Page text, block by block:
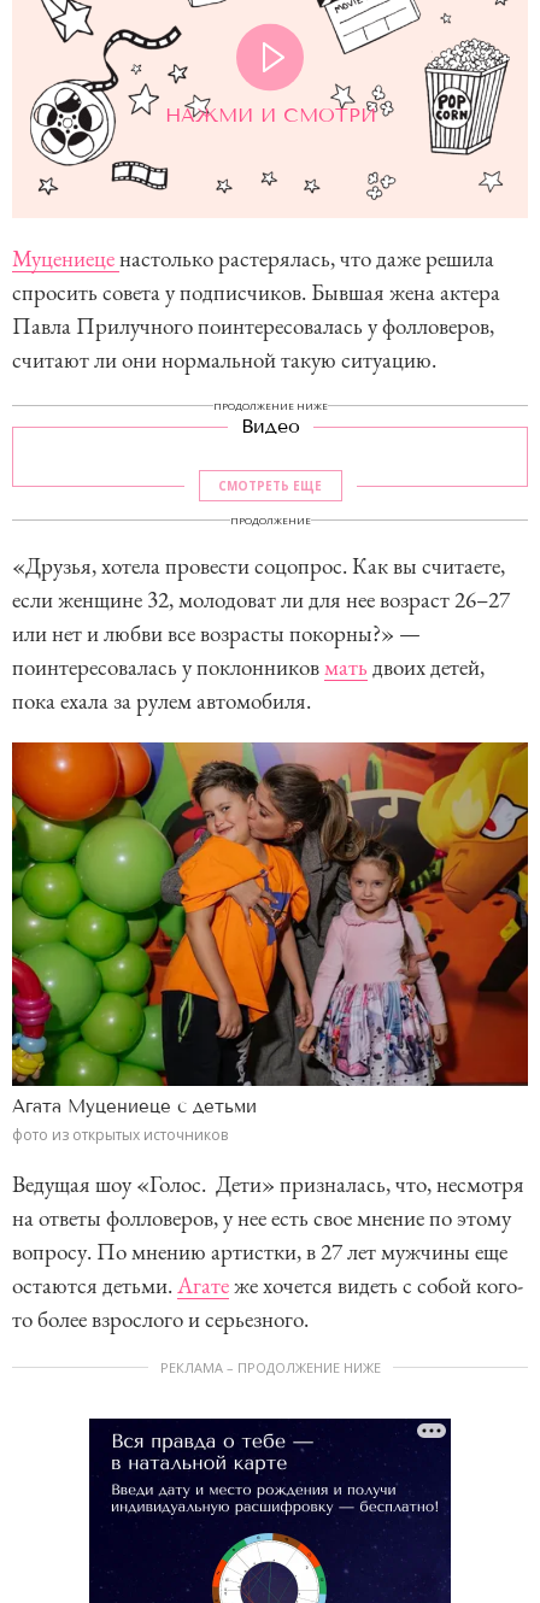
НАЖМИ И СМОТРИ
Муцениеценастолько растерялась, что даже решила
спросить совета у подписчиков. Бывшая жена актера
Павла Прилучного поинтересовалась у фолловеров,
считают ли они нормальной такую ситуацию.
ПРОДОЛЖЕНИЕ НИЖЕ
Видео
СМОТРЕТЬ ЕЩЕ
ПРОДОЛЖЕНИЕ
«Друзья, хотела провести соцопрос. Как вы считаете,
если женщине 32, молодоват ли для нее возраст 26–27
или нет и любви все возрасты покорны?» —
поинтересовалась у поклонниковмать двоих детей,
пока ехала за рулем автомобиля.
Агата Муцениеце с детьми
фото из открытых источников
Ведущая шоу «Голос. Дети» призналась, что, несмотря
на ответы фолловеров, у нее есть свое мнение по этому
вопросу. По мнению артистки, в 27 лет мужчины еще
остаются детьми. Агатеже хочется видеть с собой кого-
то более взрослого и серьезного.
РЕКЛАМА – ПРОДОЛЖЕНИЕ НИЖЕ